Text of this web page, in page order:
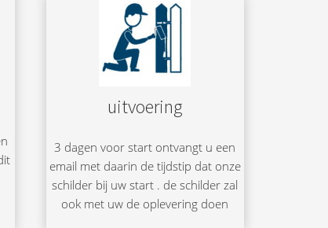
uitvoering
3 dagen voor start ontvangt u een
email met daarin de tijdstip dat onze
schilder bij uw start . de schilder zal
ook met uw de oplevering doen